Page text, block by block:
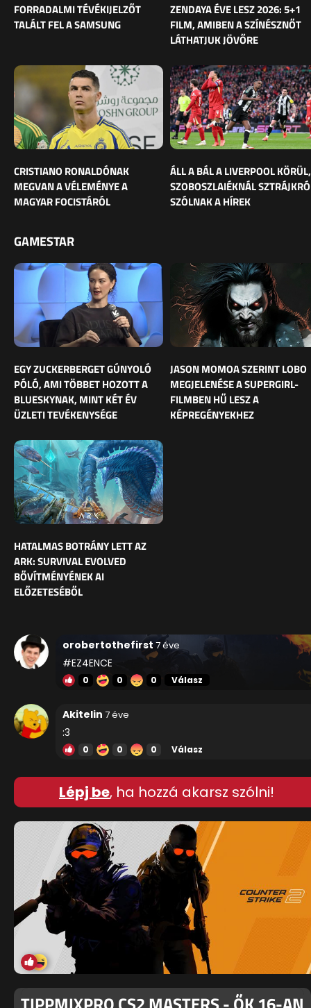
FORRADALMI TÉVÉKIJELZŐT
TALÁLT FEL A SAMSUNG
ZENDAYA ÉVE LESZ 2026: 5+1
FILM, AMIBEN A SZÍNÉSZNŐT
LÁTHATJUK JÖVŐRE
CRISTIANO RONALDÓNAK
MEGVAN A VÉLEMÉNYE A
MAGYAR FOCISTÁRÓL
ÁLL A BÁL A LIVERPOOL KÖRÜL,
SZOBOSZLAIÉKNÁL
SZÓLNAK A HÍREK
GAMESTAR
EGY ZUCKERBERGET GÚNYOLÓ
PÓLÓ, AMI TÖBBET HOZOTT A
BLUESKYNAK, MINT KÉT ÉV
ÜZLETI TEVÉKENYSÉGE
JASON MOMOA SZERINT LOBO
MEGJELENÉSE A SUPERGIRL-
FILMBEN HŰ LESZ A
KÉPREGÉNYEKHEZ
HATALMAS BOTRÁNY LETT AZ
ARK: SURVIVAL EVOLVED
BŐVÍTMÉNYÉNEK AI
ELŐZETESÉBŐL
orobertothefirst 7 éve
#EZ4ENCE
0 0 0 Válasz
Akitelin 7 éve
:3
0 0 0 Válasz
Lépj be, ha hozzá akarsz szólni!